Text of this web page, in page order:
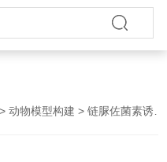
>动物模型构建 > 链脲佐菌素诱导II型糖尿病模型